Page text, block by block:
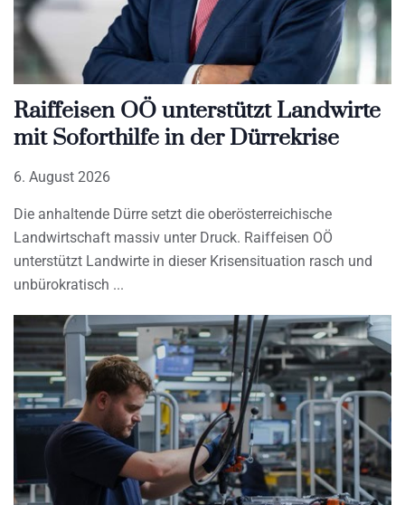
Raiffeisen OÖ unterstützt Landwirte
mit Soforthilfe in der Dürrekrise
6. August 2026
Die anhaltende Dürre setzt die oberösterreichische
Landwirtschaft massiv unter Druck. Raiffeisen OÖ
unterstützt Landwirte in dieser Krisensituation rasch und
unbürokratisch